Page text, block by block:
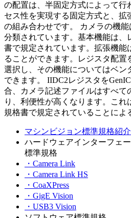
の配置は、半固定方式によって行
セス性を実現する固定方式と、拡
の組み合わせです。 カメラの機
分類されています。基本機能は、
書で規定されています。拡張機能
ることができます。レジスタ配置
選択し、その機能についてはベン
できます。 IIDC2レジスタを
合、カメラ記述ファイルはすべて
り、利便性が高くなります。こ
規格書で規定されていることによ
マシンビジョン標準規格紹介
ハードウェアインターフェ
標準規格
・Camera Link
・Camera Link HS
・CoaXPress
・GigE Vision
・USB3 Vision